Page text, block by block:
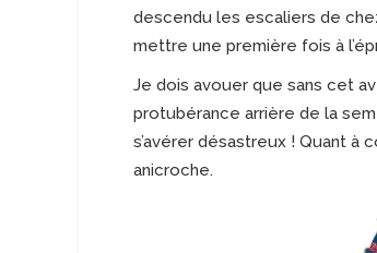
descendu les escaliers de
mettre une première fois à
Je dois avouer que sans cet
protubérance arrière de la
s’avérer désastreux ! Quant à
anicroche.